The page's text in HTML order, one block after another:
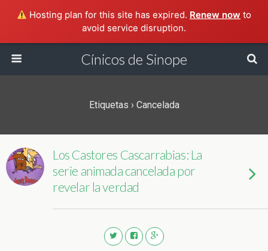
Hosting plan for this site has expired. Renew now to
avoid service disruption.
Cínicos de Sinope
Etiquetas › Cancelada
Los Castores Cascarrabias: La
serie animada cancelada por
revelar la verdad